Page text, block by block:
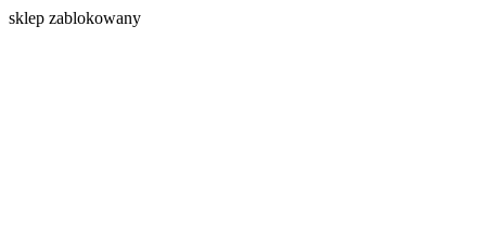
sklep zablokowany